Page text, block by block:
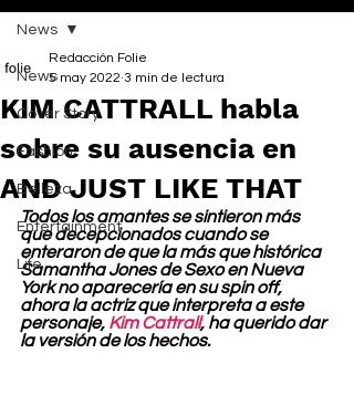
News
Cover Story
Fashion
Belleza
Entertainment
Life
News
KIM CATTRALL habla
sobre su ausencia en
AND JUST LIKE THAT
Redacción Folie
5 may 2022 3 min de lectura
Todos los amantes se sintieron más
que decepcionados cuando se
enteraron de que la más que histórica
Samantha Jones de Sexo en Nueva
York no aparecería en su spin off,
ahora la actriz que interpreta a este
personaje, Kim Cattrall, ha querido dar
la versión de los hechos.